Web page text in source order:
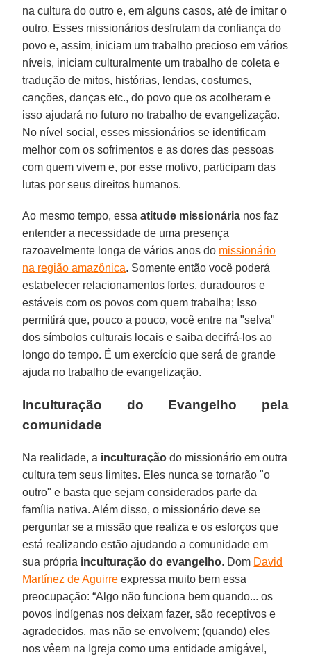
na cultura do outro e, em alguns casos, até de imitar o
outro. Esses missionários desfrutam da confiança do
povo e, assim, iniciam um trabalho precioso em vários
níveis, iniciam culturalmente um trabalho de coleta e
tradução de mitos, histórias, lendas, costumes,
canções, danças etc., do povo que os acolheram e
isso ajudará no futuro no trabalho de evangelização.
No nível social, esses missionários se identificam
melhor com os sofrimentos e as dores das pessoas
com quem vivem e, por esse motivo, participam das
lutas por seus direitos humanos.
Ao mesmo tempo, essaatitude missionária nos faz
entender a necessidade de uma presença
razoavelmente longa de vários anos do missionário
na região amazônica. Somente então você poderá
estabelecer relacionamentos fortes, duradouros e
estáveis com os povos com quem trabalha; Isso
permitirá que, pouco a pouco, você entre na "selva"
dos símbolos culturais locais e saiba decifrá-los ao
longo do tempo. É um exercício que será de grande
ajuda no trabalho de evangelização.
Inculturação do Evangelho pela
comunidade
Na realidade, a inculturação do missionário em outra
cultura tem seus limites. Eles nunca se tornarão "o
outro" e basta que sejam considerados parte da
família nativa. Além disso, o missionário deve se
perguntar se a missão que realiza e os esforços que
está realizando estão ajudando a comunidade em
sua própria inculturação do evangelho. Dom David
Martínez de Aguirre expressa muito bem essa
preocupação: “Algo não funciona bem quando... os
povos indígenas nos deixam fazer, são receptivos e
agradecidos, mas não se envolvem; (quando) eles
nos vêem na Igreja como uma entidade amigável,